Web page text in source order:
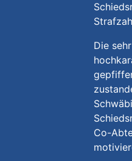
Die
Co-